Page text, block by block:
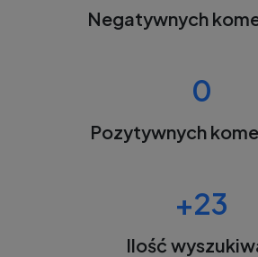
Negatywnych
0
Pozytywnych
+23
Ilość